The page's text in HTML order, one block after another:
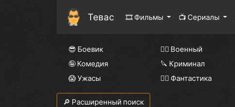
Тевас 🎞 Фильмы 📺 Сериалы
😎 Боевик 👨‍✈️ Военный
🤪 Комедия
🔪 Криминал
😱 Ужасы
🧙‍♀️ Фантастика
🔎 Расширенный поиск